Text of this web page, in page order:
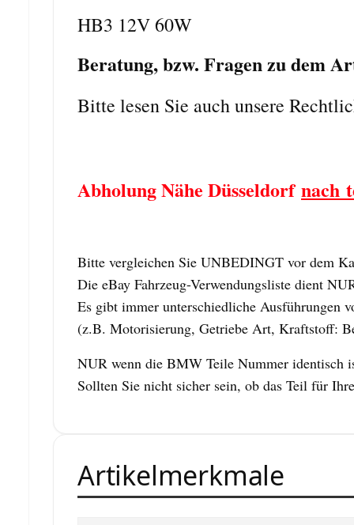
HB3 12V 60W
Beratung, bzw. Fragen zu dem
Bitte lesen Sie auch unsere
Abholung Nähe Düsseldorfnach
Bitte vergleichen Sie UNBEDINGT vor dem
Die eBay Fahrzeug-Verwendungsliste dient
Es gibt immer unterschiedliche Ausführungen
(z.B. Motorisierung, Getriebe Art, Kraftstoff:
NUR wenn die BMW Teile Nummer identisch
Sollten Sie nicht sicher sein, ob das Teil für
Artikelmerkmale